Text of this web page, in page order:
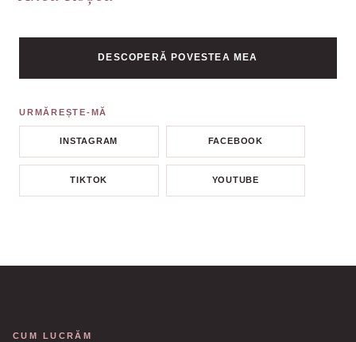
DESCOPERĂ POVESTEA MEA
URMĂREȘTE-MĂ
INSTAGRAM FACEBOOK
TIKTOK YOUTUBE
CUM LUCRĂM